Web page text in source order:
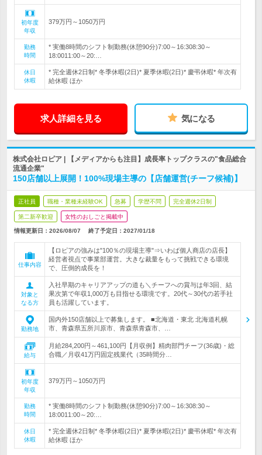
初年度
年収
379万円～1050万円
勤務
時間
* 実働8時間のシフト制勤務(休憩90分)7:00～16:308:30～
18:0011:00～20:…
休日
休暇
* 完全週休2日制* 冬季休暇(2日)* 夏季休暇(2日)* 慶弔休暇* 年次有
給休暇 ほか
求人詳細を見る 気になる
株式会社ロピア | 【メディアからも注目】成長率トップクラスの"食品総合
流通企業"
150店舗以上展開！100%現場主導の【店舗運営(チーフ候補)】
正社員 職種・業種未経験OK 急募 学歴不問 完全週休2日制
第二新卒歓迎 女性のおしごと掲載中
情報更新日：2026/08/07 終了予定日： 2027/01/18
仕事内容
【ロピアの強みは"100％の現場主導"⇒いわば個人商店の店長】
経営者視点で事業部運営。大きな裁量をもって挑戦できる環境
で、圧倒的成長を！
対象と
なる方
入社早期のキャリアアップの道も＼チーフへの賞与は年3回、結
果次第で年収1,000万も目指せる環境です。20代～30代の若手社
員も活躍しています。
勤務地
国内外150店舗以上で募集します。 ■北海道・東北 北海道札幌
市、青森県五所川原市、青森県青森市、…
給与
月給284,200円～461,100円【月収例】精肉部門チーフ(36歳)・総
合職／月収41万円固定残業代（35時間分…
初年度
年収
379万円～1050万円
勤務
時間
* 実働8時間のシフト制勤務(休憩90分)7:00～16:308:30～
18:0011:00～20:…
休日
休暇
* 完全週休2日制* 冬季休暇(2日)* 夏季休暇(2日)* 慶弔休暇* 年次有
給休暇 ほか